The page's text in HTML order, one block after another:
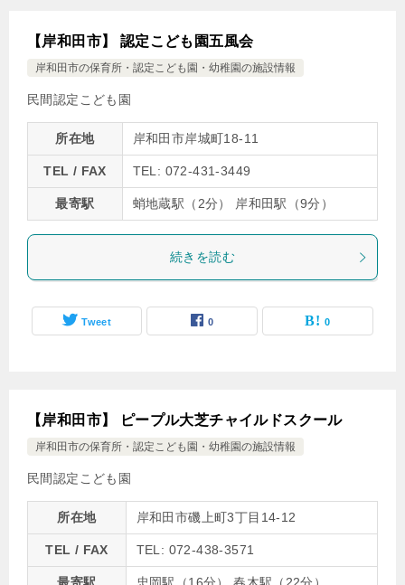
【岸和田市】 認定こども園五風会
岸和田市の保育所・認定こども園・幼稚園の施設情報
民間認定こども園
所在地 岸和田市岸城町18-11
TEL / FAX TEL: 072-431-3449
最寄駅 蛸地蔵駅（2分） 岸和田駅（9分）
続きを読む
Tweet 0 0
【岸和田市】 ピープル大芝チャイルドスクール
岸和田市の保育所・認定こども園・幼稚園の施設情報
民間認定こども園
所在地 岸和田市磯上町3丁目14-12
TEL / FAX TEL: 072-438-3571